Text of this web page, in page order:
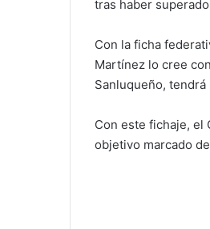
tras haber
Con la ficha
Martínez lo cree
Sanluqueño,
Con este fichaje, el
objetivo marcado